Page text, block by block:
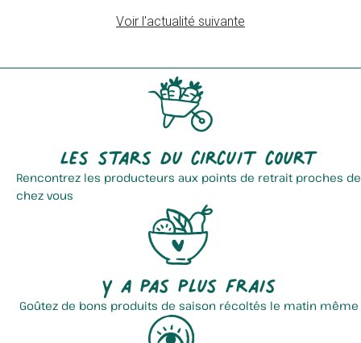
Verger Terroir Du Nord Totum Deli
Voir l'actualité suivante
Les stars du circuit court
Rencontrez les producteurs aux points de retrait proches de
chez vous
Y a pas plus frais
Goûtez de bons produits de saison récoltés le matin même